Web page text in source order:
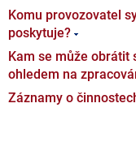
Komu provozovatel
poskytuje?
Kam se může obrátit
ohledem na
Záznamy o